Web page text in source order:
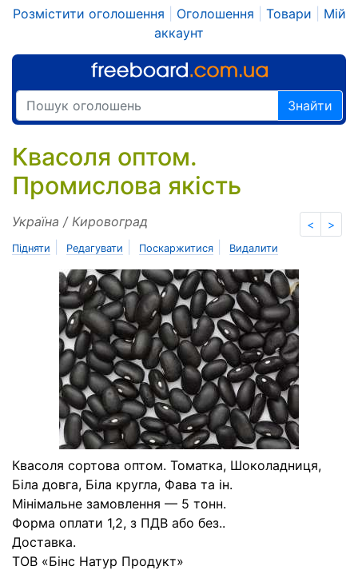
Розмістити оголошення Оголошення Товари
Мій
аккаунт
Знайти
Квасоля оптом.
Промислова якість
< >
Україна / Кировоград
Підняти Редагувати Поскаржитися Видалити
Квасоля сортова оптом. Томатка, Шоколадниця,
Біла довга, Біла кругла, Фава та ін.
Мінімальне замовлення — 5 тонн.
Форма оплати 1,2, з ПДВ або без..
Доставка.
ТОВ «Бінс Натур Продукт»